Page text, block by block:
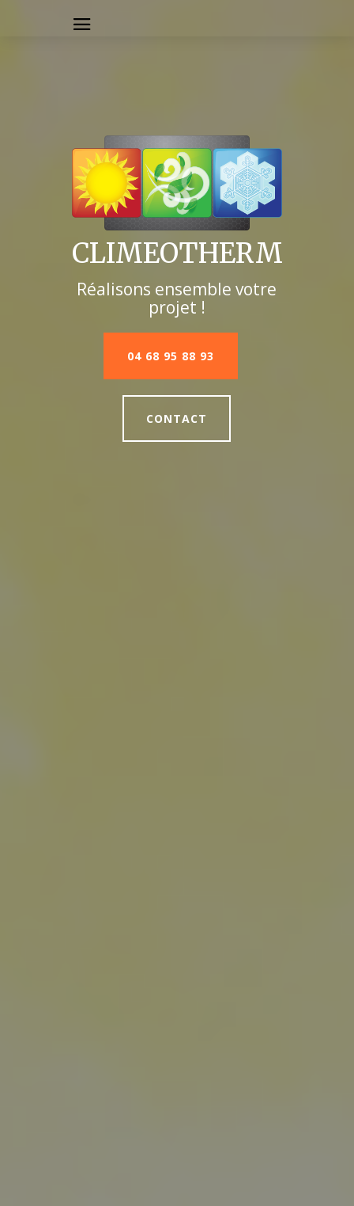
CLIMEOTHERM
Réalisons ensemble votre
projet !
04 68 95 88 93
CONTACT